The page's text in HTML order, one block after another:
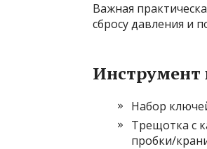
Важная
сбросу давления и
Инструмент
Набор
Трещотка с
пробки/